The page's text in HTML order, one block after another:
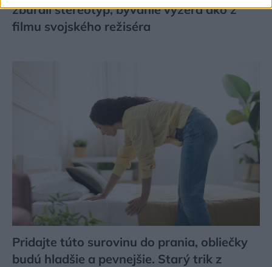
zbúrali stereotyp, bývanie vyzerá ako z
filmu svojského režiséra
Pridajte túto surovinu do prania, obliečky
budú hladšie a pevnejšie. Starý trik z